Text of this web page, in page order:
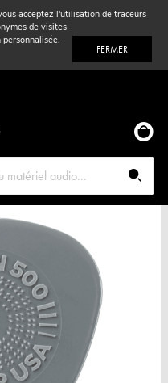
acceptez l'utilisation de traceurs
de visites
FERMER